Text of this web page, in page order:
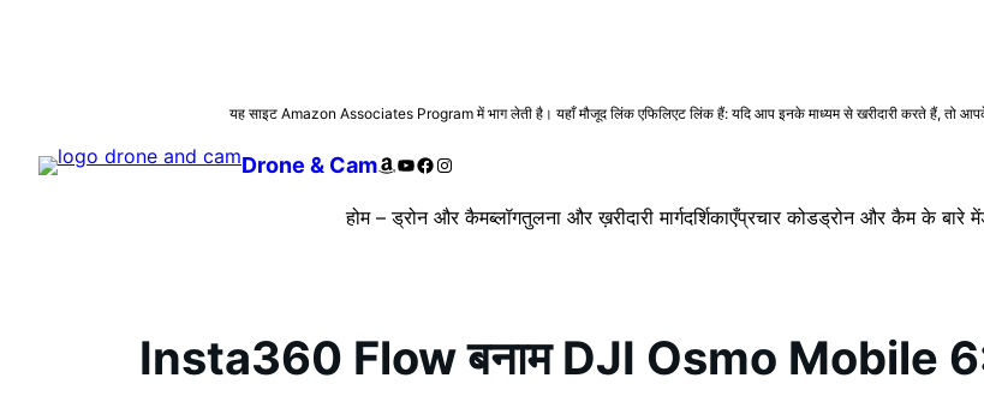
यह साइट Amazon Associates Program में भाग लेती है। यहाँ मौजूद लिंक एफिलिएट लिंक हैं: यदि आप इनके माध्यम से खरीदारी करते हैं, तो
Drone & CamAmazon
YouTube
Facebook
Instagram
होम – ड्रोन और कैमब्लॉगतुलना और ख़रीदारी मार्गदर्शिकाएँप्रचार कोडड्रोन और कैम के बारे में
Insta360 Flow बनाम DJI Osmo Mobile 6: